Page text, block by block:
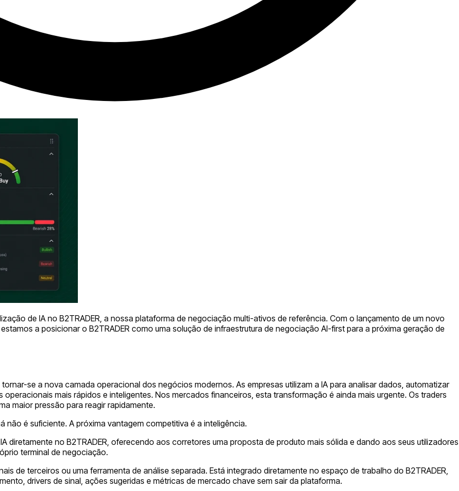
de IA no B2TRADER, a nossa plataforma de negociação multi-ativos de referência. Com o lançamento de um novo
a posicionar o B2TRADER como uma solução de infraestrutura de negociação AI-first para a próxima geração de
se a nova camada operacional dos negócios modernos. As empresas utilizam a IA para analisar dados, automatizar
mais rápidos e inteligentes. Nos mercados financeiros, esta transformação é ainda mais urgente. Os traders
maior pressão para reagir rapidamente.
é suficiente. A próxima vantagem competitiva é a inteligência.
diretamente no B2TRADER, oferecendo aos corretores uma proposta de produto mais sólida e dando aos seus utilizadores
terminal de negociação.
de terceiros ou uma ferramenta de análise separada. Está integrado diretamente no espaço de trabalho do B2TRADER,
drivers de sinal, ações sugeridas e métricas de mercado chave sem sair da plataforma.